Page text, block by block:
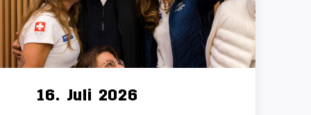
16. Juli 2026